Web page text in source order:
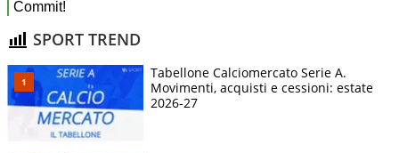
SPORT TREND
Tabellone Calciomercato Serie A.
Movimenti, acquisti e cessioni: estate
2026-27